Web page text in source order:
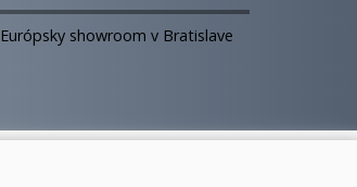
Európsky showroom v Bratislave